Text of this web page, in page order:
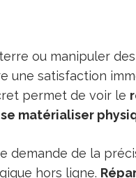
ou manipuler
une satisfaction
permet de voir le
matérialiser
demande de la
hors ligne.